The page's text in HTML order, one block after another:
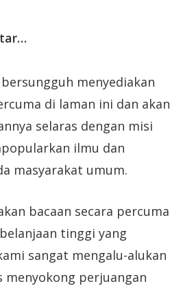
menyediakan
di laman ini dan akan
selaras dengan misi
ilmu dan
masyarakat umum.
bacaan secara percuma
tinggi yang
sangat mengalu-alukan
menyokong perjuangan